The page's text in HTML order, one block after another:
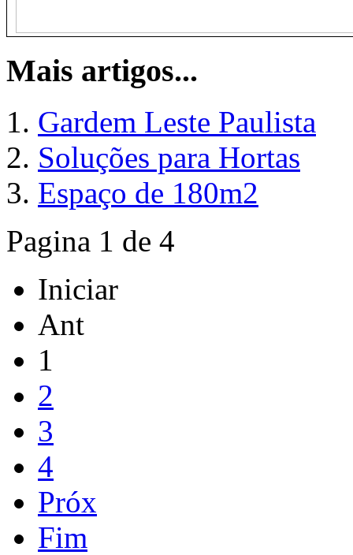
Mais artigos...
Gardem Leste Paulista
Soluções para Hortas
Espaço de 180m2
Pagina 1 de 4
Iniciar
Ant
1
2
3
4
Próx
Fim